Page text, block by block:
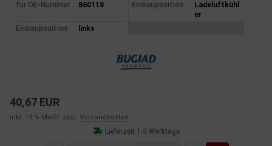
für OE-Nummer 860118 Einbauposition
Ladeluftkühl
er
Einbauposition
links
40,67 EUR
inkl. 19 % MwSt. zzgl. Versandkosten
Lieferzeit:1-3 Werktage